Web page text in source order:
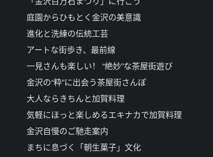
庭園からひもとく金沢の美意識
進化と洗練の伝統工芸
アートな街歩き、最前線
一見さんも楽しい！ “絶妙”な茶屋街遊び
金沢の“粋”に出会う茶屋街さんぽ
大人ならきちんと加賀料理
気軽にほっと楽しめるエキナカで加賀料理
金沢自慢のご馳走案内
まちに息づく「朝生菓子」文化